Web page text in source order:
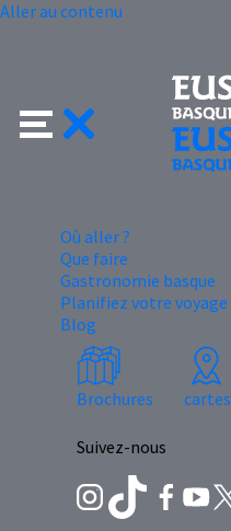
Aller au contenu
Où aller ?
Que faire
Gastronomie basque
Planifiez votre voyage
Blog
Brochures
cartes
Suivez-nous